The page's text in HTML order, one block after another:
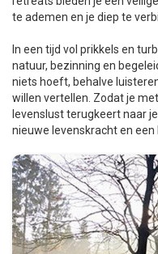
te ademen en je diep te
In een tijd vol prikkels en
natuur, bezinning en
niets hoeft, behalve
willen vertellen. Zodat je
levenslust terugkeert naar
nieuwe levenskracht en een